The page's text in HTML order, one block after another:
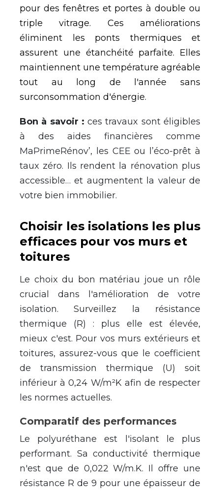
pour des fenêtres et portesà double ou
triple vitrage. Ces améliorations
éliminent les ponts thermiques et
assurent une étanchéité parfaite. Elles
maintiennent une température agréable
tout au long de l'année sans
surconsommation d'énergie.
Bon à savoir : ces travaux sontéligibles
à des aides financières comme
MaPrimeRénov’, les CEE ou l’éco-prêtà
taux zéro. Ils rendent la rénovation plus
accessible… et augmentent la valeur de
votre bien immobilier.
Choisir les isolations les plus
efficaces pour vos murs et
toitures
Le choix du bon matériau joue un rôle
crucial dans l'amélioration de votre
isolation. Surveillez la résistance
thermique (R) : plus elle est élevée,
mieux c'est. Pour vos murs extérieurs et
toitures, assurez-vous que le coefficient
de transmission thermique (U) soit
inférieurà 0,24 W/m²K afin de respecter
les normes actuelles.
Comparatif des performances
Le polyuréthane est l'isolant le plus
performant. Sa conductivité thermique
n'est que de 0,022 W/m.K. Il offre une
résistance R de 9 pour une épaisseur de